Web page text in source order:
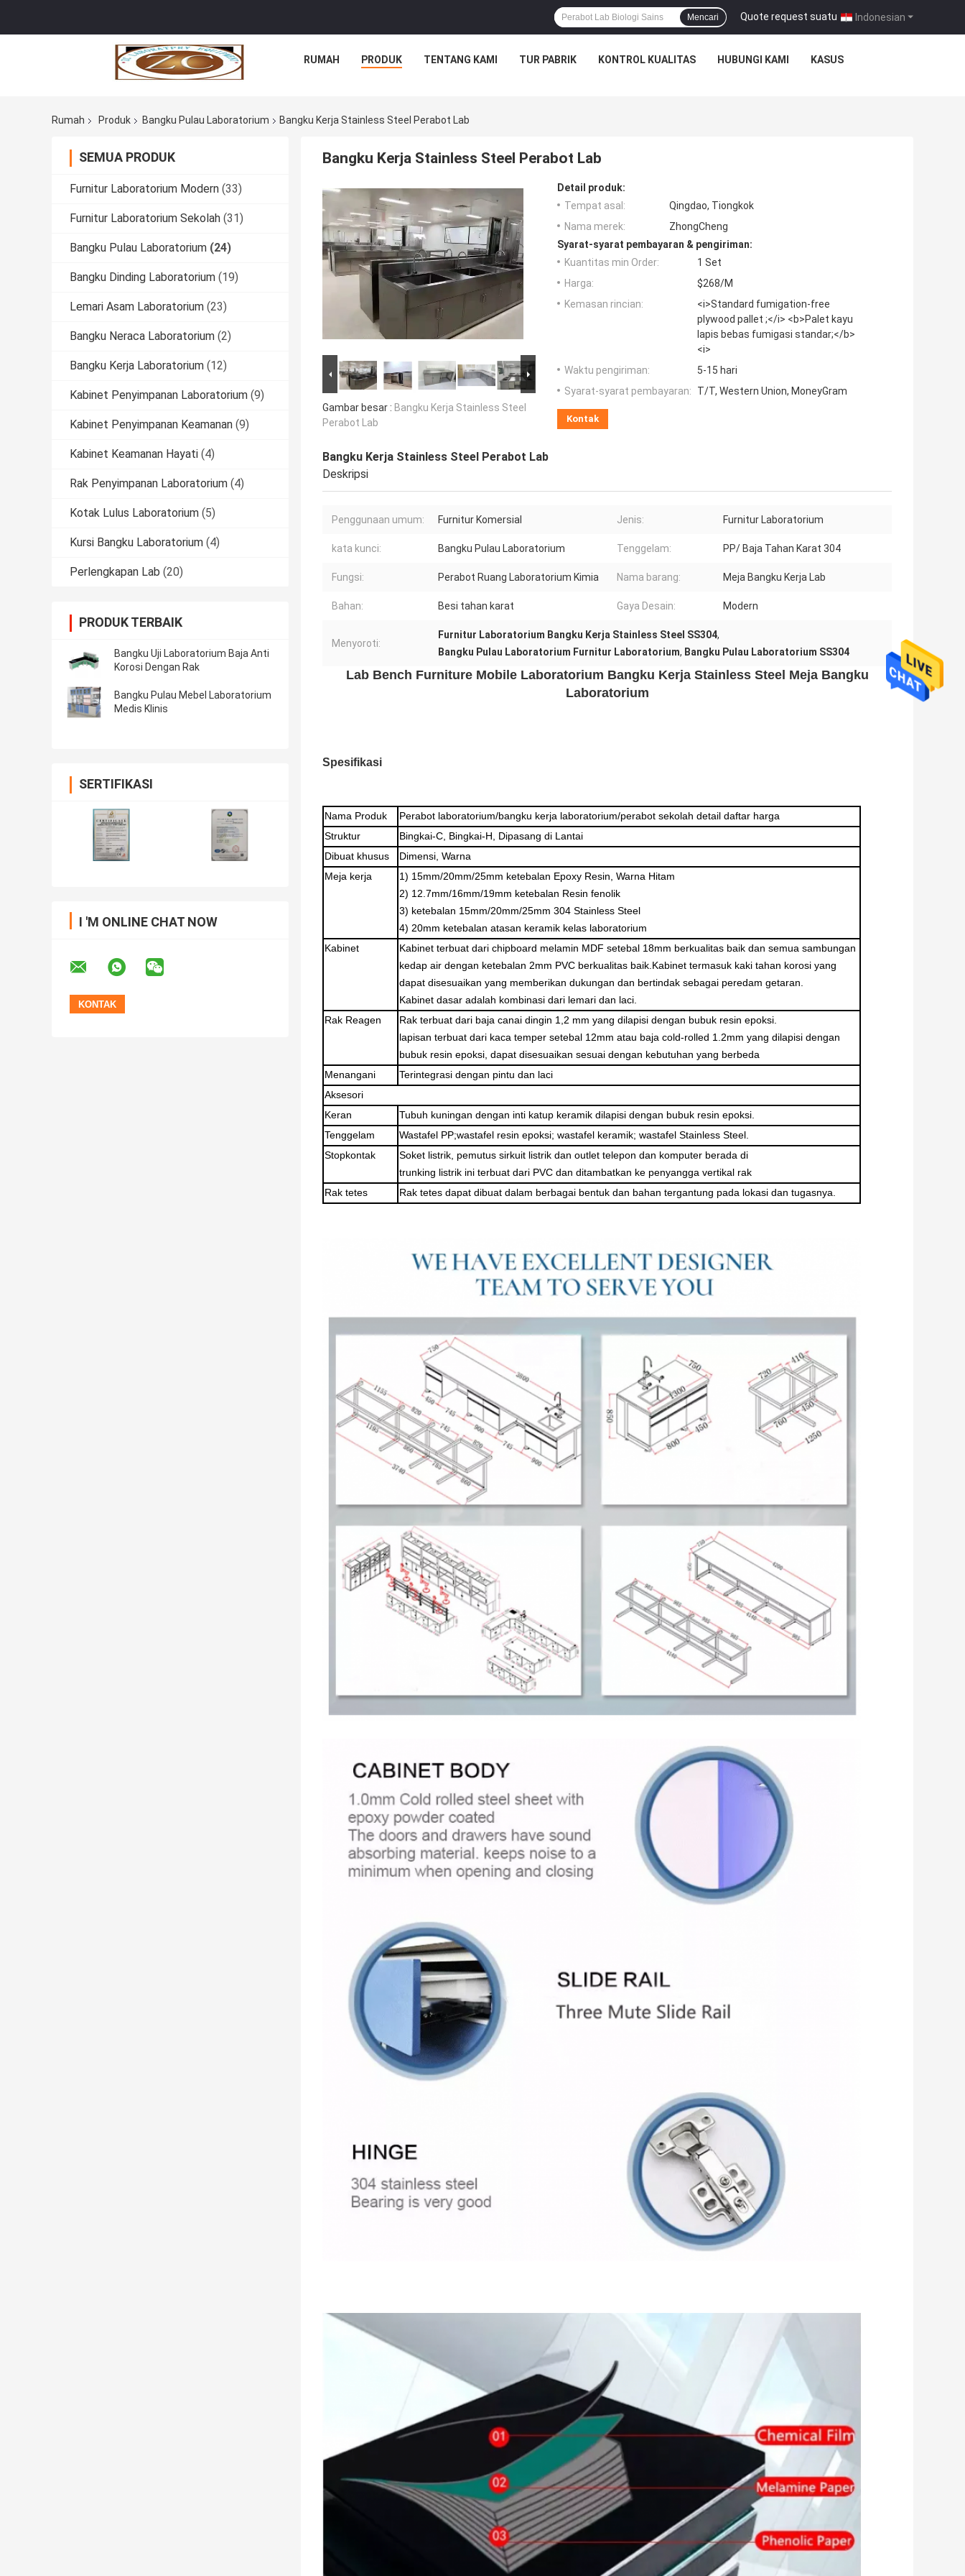
Indonesian
Quote request suatu |
Mencari
RUMAH PRODUK TENTANG KAMI TUR PABRIK KONTROL KUALITAS HUBUNGI KAMI KASUS
Rumah Produk Bangku Pulau Laboratorium Bangku Kerja Stainless Steel Perabot Lab
SEMUA PRODUK
Furnitur Laboratorium Modern (33)
Furnitur Laboratorium Sekolah (31)
Bangku Pulau Laboratorium (24)
Bangku Dinding Laboratorium (19)
Lemari Asam Laboratorium (23)
Bangku Neraca Laboratorium (2)
Bangku Kerja Laboratorium (12)
Kabinet Penyimpanan Laboratorium (9)
Kabinet Penyimpanan Keamanan (9)
Kabinet Keamanan Hayati (4)
Rak Penyimpanan Laboratorium (4)
Kotak Lulus Laboratorium (5)
Kursi Bangku Laboratorium (4)
Perlengkapan Lab (20)
PRODUK TERBAIK
Bangku Uji Laboratorium Baja Anti
Korosi Dengan Rak
Bangku Pulau Mebel Laboratorium
Medis Klinis
SERTIFIKASI
I 'M ONLINE CHAT NOW
Bangku Kerja Stainless Steel Perabot Lab
Gambar besar : Bangku Kerja Stainless Steel
Perabot Lab
Detail produk:
Tempat asal:
Qingdao, Tiongkok
Nama merek:
ZhongCheng
Syarat-syarat pembayaran & pengiriman:
Kuantitas min Order:
1 Set
Harga:
$268/M
Kemasan rincian:
<i>Standard fumigation-free
plywood pallet ;</i> <b>Palet kayu
lapis bebas fumigasi standar;</b>
<i>
Waktu pengiriman:
5-15 hari
Syarat-syarat pembayaran:
T/T, Western Union, MoneyGram
Kontak
Bangku Kerja Stainless Steel Perabot Lab
Deskripsi
Penggunaan umum: Furnitur Komersial Jenis: Furnitur Laboratorium
kata kunci: Bangku Pulau Laboratorium Tenggelam: PP/ Baja Tahan Karat 304
Fungsi: Perabot Ruang Laboratorium Kimia Nama barang: Meja Bangku Kerja Lab
Bahan: Besi tahan karat Gaya Desain: Modern
Menyoroti:
Furnitur Laboratorium Bangku Kerja Stainless Steel SS304,
Bangku Pulau Laboratorium Furnitur Laboratorium, Bangku Pulau Laboratorium SS304
Lab Bench Furniture Mobile Laboratorium Bangku Kerja Stainless Steel Meja Bangku
Laboratorium
Spesifikasi
Nama Produk
Perabot laboratorium/bangku kerja laboratorium/perabot sekolah detail daftar harga
Struktur
Bingkai-C, Bingkai-H, Dipasang di Lantai
Dibuat khusus
Dimensi, Warna
Meja kerja
1) 15mm/20mm/25mm ketebalan Epoxy Resin, Warna Hitam
2) 12.7mm/16mm/19mm ketebalan Resin fenolik
3) ketebalan 15mm/20mm/25mm 304 Stainless Steel
4) 20mm ketebalan atasan keramik kelas laboratorium
Kabinet
Kabinet terbuat dari chipboard melamin MDF setebal 18mm berkualitas baik dan semua sambungan
kedap air dengan ketebalan 2mm PVC berkualitas baik.Kabinet termasuk kaki tahan korosi yang
dapat disesuaikan yang memberikan dukungan dan bertindak sebagai peredam getaran.
Kabinet dasar adalah kombinasi dari lemari dan laci.
Rak Reagen
Rak terbuat dari baja canai dingin 1,2 mm yang dilapisi dengan bubuk resin epoksi.
lapisan terbuat dari kaca temper setebal 12mm atau baja cold-rolled 1.2mm yang dilapisi dengan
bubuk resin epoksi, dapat disesuaikan sesuai dengan kebutuhan yang berbeda
Menangani
Terintegrasi dengan pintu dan laci
Aksesori
Keran
Tubuh kuningan dengan inti katup keramik dilapisi dengan bubuk resin epoksi.
Tenggelam
Wastafel PP;wastafel resin epoksi; wastafel keramik; wastafel Stainless Steel.
Stopkontak
Soket listrik, pemutus sirkuit listrik dan outlet telepon dan komputer berada di
trunking listrik ini terbuat dari PVC dan ditambatkan ke penyangga vertikal rak
Rak tetes
Rak tetes dapat dibuat dalam berbagai bentuk dan bahan tergantung pada lokasi dan tugasnya.